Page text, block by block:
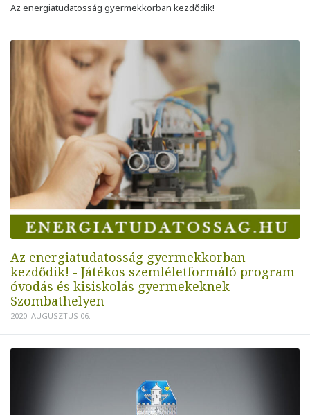
Az energiatudatosság gyermekkorban kezdődik!
Az energiatudatosság gyermekkorban
kezdődik! - Játékos szemléletformáló program
óvodás és kisiskolás gyermekeknek
Szombathelyen
2020. AUGUSZTUS 06.